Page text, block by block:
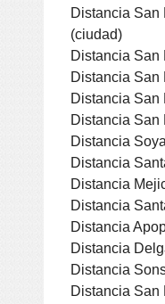
Distancia San
(ciudad)
Distancia San
Distancia San
Distancia San
Distancia San
Distancia
Distancia
Distancia
Distancia
Distancia
Distancia
Distancia
Distancia San